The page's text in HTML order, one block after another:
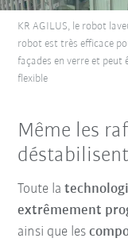
KR AGILUS, le robot
robot est très efficace
façades en verre et peut
flexible
Même les
Toute la
extrêmement
ainsi que les